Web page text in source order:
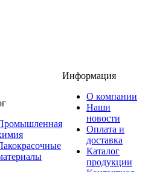
Информация
О компании
Наши
новости
Оплата и
доставка
Каталог
продукции